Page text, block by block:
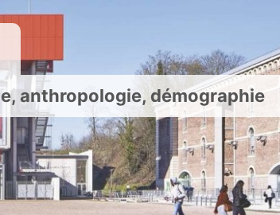
anthropologie, démographie